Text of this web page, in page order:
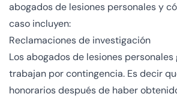
abogados de lesiones personales y
caso incluyen:
Reclamaciones de investigación
Los abogados de lesiones
trabajan por contingencia. Es decir
honorarios después de haber